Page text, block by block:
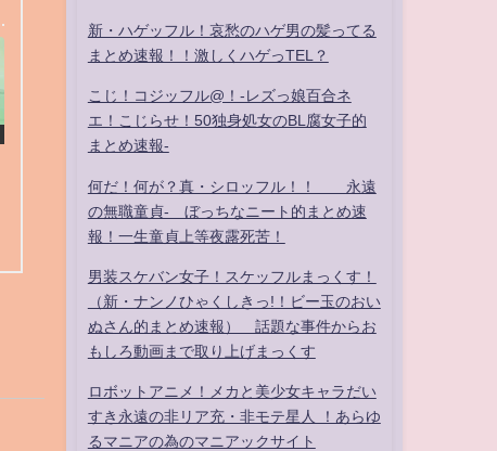
新・ハゲッフル！哀愁のハゲ男の髪ってる
まとめ速報！！激しくハゲっTEL？
こじ！コジッフル@！-レズっ娘百合ネ
エ！こじらせ！50独身処女のBL腐女子的
まとめ速報-
何だ！何が？真・シロッフル！！ 永遠
の無職童貞- ぼっちなニート的まとめ速
報！一生童貞上等夜露死苦！
男装スケバン女子！スケッフルまっくす！
（新・ナンノひゃくしきっ!！ビー玉のおい
ぬさん的まとめ速報） 話題な事件からお
もしろ動画まで取り上げまっくす
ロボットアニメ！メカと美少女キャラだい
すき永遠の非リア充・非モテ星人 ！あらゆ
るマニアの為のマニアックサイト